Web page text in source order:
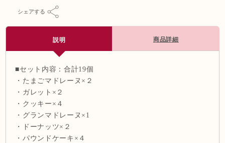
シェアする
説明 商品詳細
■セット内容：合計19個
・たまごマドレーヌ×２
・ガレット×２
・クッキー×４
・グランマドレーヌ×1
・ドーナッツ×２
・パウンドケーキ×４